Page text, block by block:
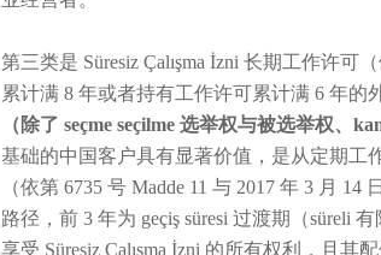
第三类是 Süresiz Çalışma İzni 长期工作许
累计满 8 年或者持有工作许可累计满 6 年的
（除了 seçme seçilme 选举权与被选举权、
基础的中国客户具有显著价值，是从定期工
（依第 6735 号 Madde 11 与 2017 年 3 月
路径，前 3 年为 geçiş süresi 过渡期（süreli
享受 Süresiz Çalışma İzni 的所有权利，且